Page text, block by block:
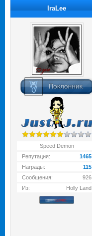
IraLee
Speed Demon
Репутация:
1465
Награды:
115
Сообщения:
926
Из:
Holly Land